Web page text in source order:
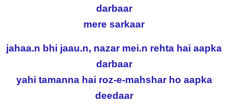
darbaar
mere sarkaar
jahaa.n bhi jaau.n, nazar mei.n rehta hai aapka
darbaar
yahi tamanna hai roz-e-mahshar ho aapka
deedaar